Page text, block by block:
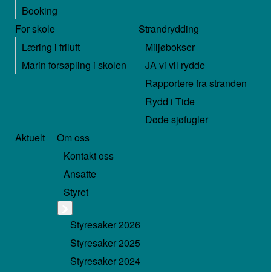
Booking
For skole
Læring i friluft
Marin forsøpling i skolen
Strandrydding
Miljøbokser
JA vi vil rydde
Rapportere fra stranden
Rydd i Tide
Døde sjøfugler
Aktuelt
Om oss
Kontakt oss
Ansatte
Styret
Styresaker 2026
Styresaker 2025
Styresaker 2024